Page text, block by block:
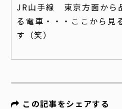
JR山手線 東京方面から
る電車・・・ここから見
す（笑）
この記事をシェアする